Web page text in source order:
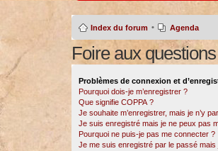
Index du forum • Agenda
Foire aux
Problèmes de connexion et
Pourquoi dois-je m’enregistrer ?
Que signifie COPPA ?
Je souhaite m’enregistrer, mais je n’y
Je suis enregistré mais je ne peux pas
Pourquoi ne puis-je pas me connecter ?
Je me suis enregistré par le passé